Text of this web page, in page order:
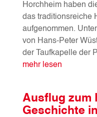
Horchheim haben
das traditionsreiche
aufgenommen.
von Hans-Peter
der Taufkapelle der
mehr lesen
Ausflug zum
Geschichte